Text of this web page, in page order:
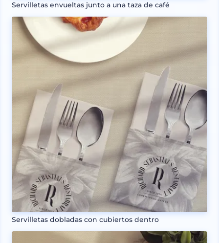
Servilletas envueltas junto a una taza de café
Servilletas dobladas con cubiertos dentro